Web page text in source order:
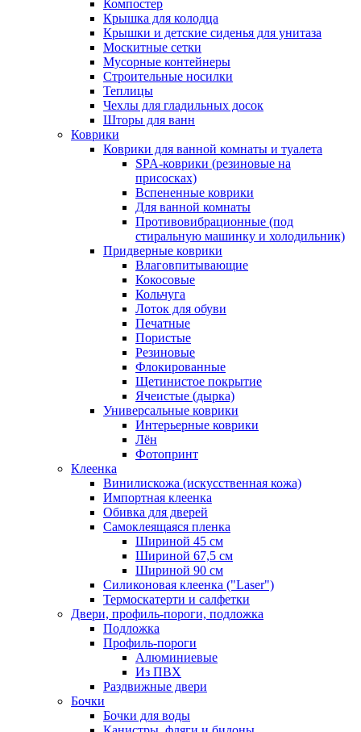
Компостер
Крышка для колодца
Крышки и детские сиденья для унитаза
Москитные сетки
Мусорные контейнеры
Строительные носилки
Теплицы
Чехлы для гладильных досок
Шторы для ванн
Коврики
Коврики для ванной комнаты и туалета
SPA-коврики (резиновые на
присосках)
Вспененные коврики
Для ванной комнаты
Противовибрационные (под
стиральную машинку и холодильник)
Придверные коврики
Влаговпитывающие
Кокосовые
Кольчуга
Лоток для обуви
Печатные
Пористые
Резиновые
Флокированные
Щетинистое покрытие
Ячеистые (дырка)
Универсальные коврики
Интерьерные коврики
Лён
Фотопринт
Клеенка
Винилискожа (искусственная кожа)
Импортная клеенка
Обивка для дверей
Самоклеящаяся пленка
Шириной 45 см
Шириной 67,5 см
Шириной 90 см
Силиконовая клеенка ("Laser")
Термоскатерти и салфетки
Двери, профиль-пороги, подложка
Подложка
Профиль-пороги
Алюминиевые
Из ПВХ
Раздвижные двери
Бочки
Бочки для воды